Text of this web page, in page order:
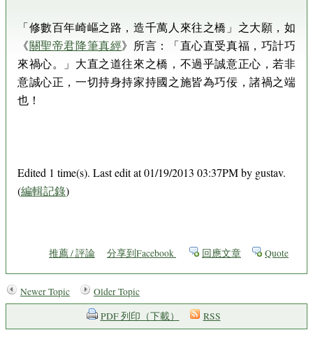
「修數百年崎嶇之路，造千萬人來往之橋」之大願，如
《關聖帝君降筆真經》所言：「直心直受真福，巧計巧
來禍心。」大直之道往來之橋，不過乎誠意正心，若非
意誠心正，一切持身持家持國之施皆為巧佞，諸禍之端
也！
Edited 1 time(s). Last edit at 01/19/2013 03:37PM by gustav.
(編輯記錄)
推薦 / 評論 分享到Facebook 回應文章 Quote
Newer Topic
Older Topic
PDF 列印（下載）
RSS